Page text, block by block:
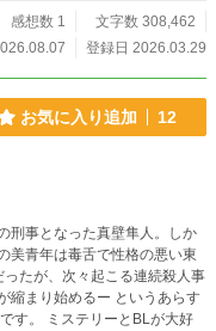
感想数 1
文字数 308,462
登録日 2026.03.29
お気に入り追加 12
刑事となった真壁隼人。しか
美青年は毒舌で性格の悪い東
たが、次々起こる連続殺人事
めるー というあらす
す。 ミステリーとBLが大好